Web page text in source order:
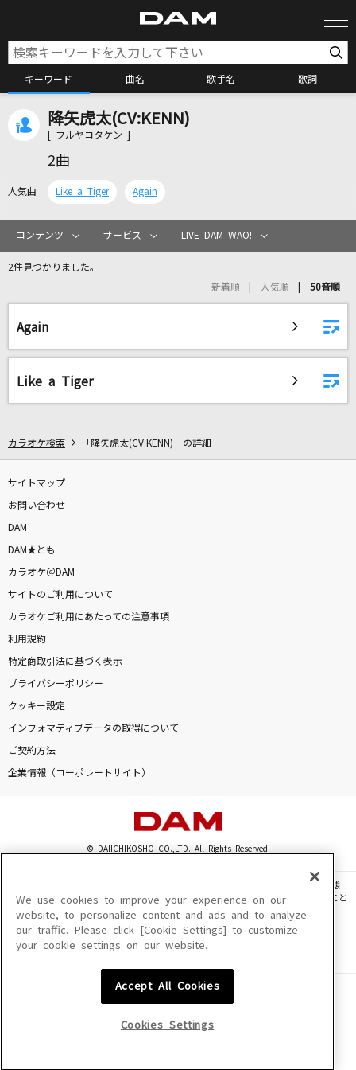
キーワード 曲名 歌手名 歌詞
カラオケ検索
カラオケリクエスト
コーヒーが飲めません
M!LK
米倉千尋
猫
DISH//
[生音]楓
Butter-Fly
和田光司
恋風邪にのせて
Vaundy
[生音]TSUNAMI
一夜花
キム・ランヒ
カラオケ最新情報をチェック！
降矢虎太(CV:KENN)
[ フルヤコタケン ]
2曲
人気曲 Like a Tiger Again
コンテンツ サービス LIVE DAM WAO!
2件見つかりました。
新着順 人気順 50音順
Again
Like a Tiger
カラオケ検索 「降矢虎太(CV:KENN)」の詳細
サイトマップ
お問い合わせ
DAM
DAM★とも
カラオケ＠DAM
サイトのご利用について
カラオケご利用にあたっての注意事項
利用規約
特定商取引法に基づく表示
プライバシーポリシー
クッキー設定
インフォマティブデータの取得について
ご契約方法
企業情報（コーポレートサイト）
© DAIICHIKOSHO CO.,LTD. All Rights Reserved.
このサイトに掲載されている一切の文章・画像・写真・動画・音声等を、手段や形態
を問わず、著作権法の定める範囲を超えて無断で複製、転載、ファイル化などすること
を禁じます。
楽曲及びコンテンツは、機種によりご利用いただけない場合があります。
楽曲及びコンテンツの配信日、配信内容が変更になる場合があります。
We use cookies to improve your experience on our
website, to personalize content and ads and to analyze
our traffic. Please click [Cookie Settings] to customize
your cookie settings on our website.
Accept All Cookies
Cookies Settings